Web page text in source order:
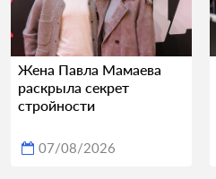
Жена Павла Мамаева
раскрыла секрет
стройности
07/08/2026